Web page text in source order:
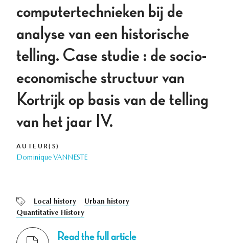
computertechnieken bij de
analyse van een historische
telling. Case studie : de socio-
economische structuur van
Kortrijk op basis van de telling
van het jaar IV.
AUTEUR(S)
Dominique VANNESTE
Local history
Urban history
Quantitative History
Read the full article